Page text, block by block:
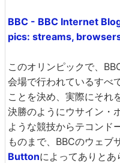
BBC - BBC Internet
pics: streams,
このオリンピックで、
会場で行われているすべ
ことを決め、実際にそれ
決勝のようにウサイン・
ような競技からテコンド
ものまで、BBCのウェブ
Buttonによってありと